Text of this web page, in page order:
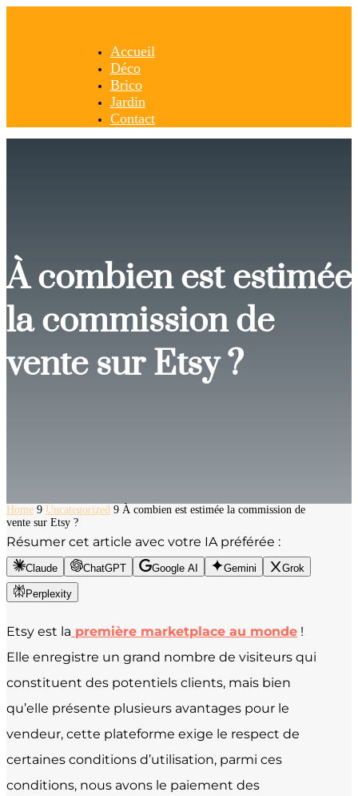
Accueil
Déco
Brico
Jardin
Contact
À combien est estimée
la commission de
vente sur Etsy ?
Home 9 Uncategorized 9 À combien est estimée la commission de
vente sur Etsy ?
Résumer cet article avec votre IA préférée :
Claude ChatGPT Google AI Gemini Grok
Perplexity
Etsy est la première marketplace au monde !
Elle enregistre un grand nombre de visiteurs qui
constituent des potentiels clients, mais bien
qu’elle présente plusieurs avantages pour le
vendeur, cette plateforme exige le respect de
certaines conditions d’utilisation, parmi ces
conditions, nous avons le paiement des